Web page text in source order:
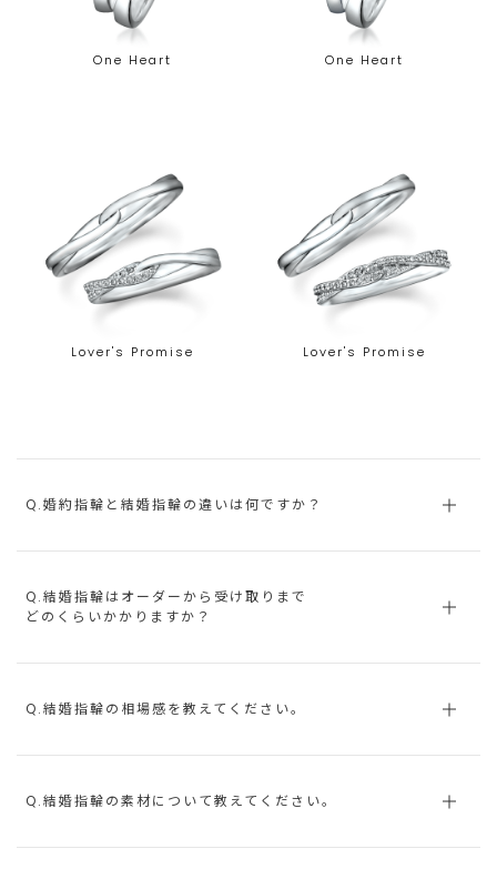
One Heart One Heart
Lover's Promise Lover's Promise
Q.婚約指輪と結婚指輪の違いは何ですか？
Q.結婚指輪はオーダーから受け取りまで
どのくらいかかりますか？
Q.結婚指輪の相場感を教えてください。
Q.結婚指輪の素材について教えてください。